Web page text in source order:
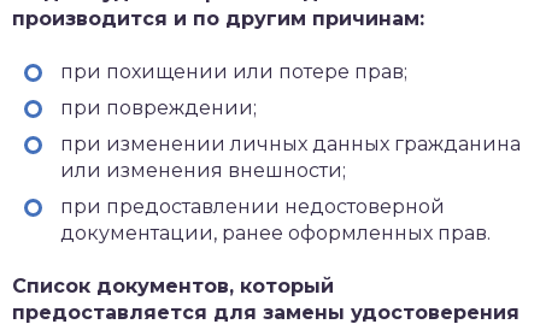
производится и по другим причинам:
при похищении или потере прав;
при повреждении;
при изменении личных данных гражданина
или изменения внешности;
при предоставлении недостоверной
документации, ранее оформленных прав.
Список документов, который
предоставляется для замены удостоверения